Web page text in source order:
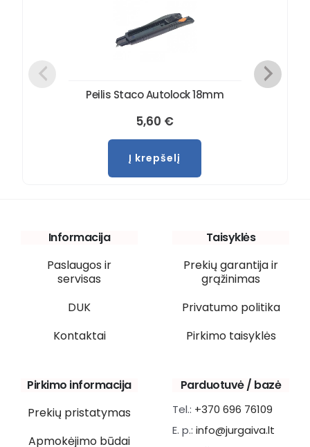
Peilis Staco Autolock 18mm
5,60 €
Į krepšelį
Informacija
Paslaugos ir
servisas
DUK
Kontaktai
Taisyklės
Prekių garantija ir
grąžinimas
Privatumo politika
Pirkimo taisyklės
Pirkimo informacija
Prekių pristatymas
Apmokėjimo būdai
Parduotuvė / bazė
Tel.: +370 696 76109
E. p.: info@jurgaiva.lt